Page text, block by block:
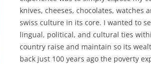
knives, cheeses, chocolates, watches
swiss culture in its core. I wanted to
lingual, political, and cultural ties
country raise and maintain so its
back just 100 years ago the poverty